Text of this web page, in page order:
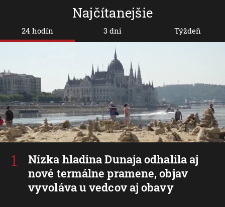
Najčítanejšie
24 hodín
Nízka hladina Dunaja odhalila aj
nové termálne pramene, objav
vyvoláva u vedcov aj obavy
3 dni Týždeň